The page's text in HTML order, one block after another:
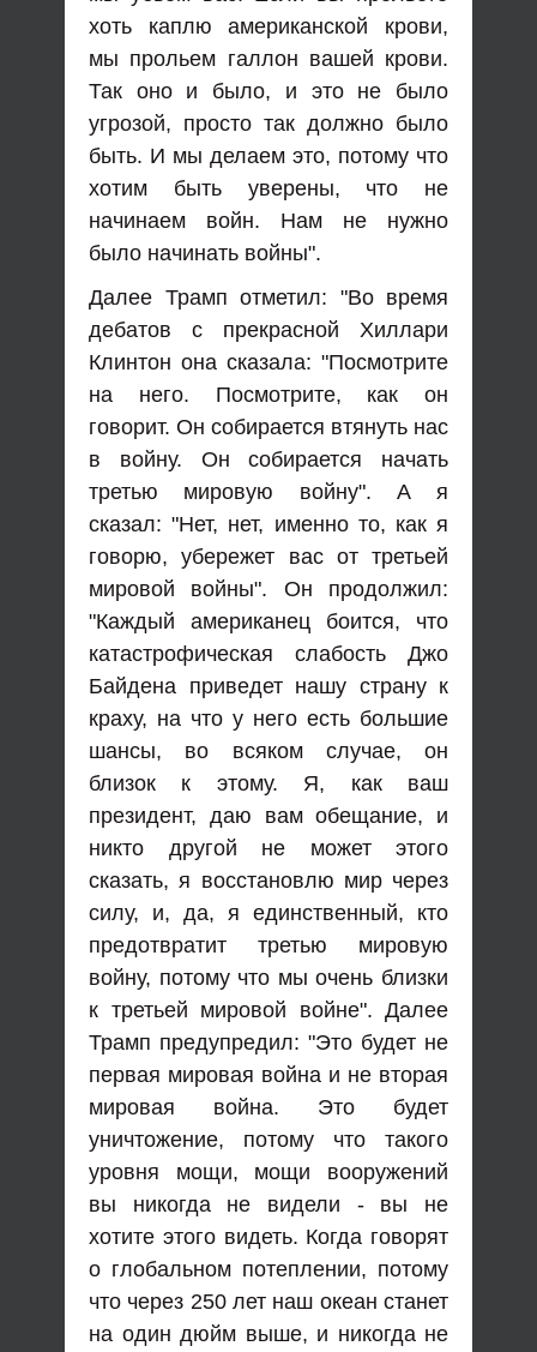
хоть каплю американской крови,
мы прольем галлон вашей крови.
Так оно и было, и это не было
угрозой, просто так должно было
быть. И мы делаем это, потому что
хотим быть уверены, что не
начинаем войн. Нам не нужно
было начинать войны".
Далее Трамп отметил: "Во время
дебатов с прекрасной Хиллари
Клинтон она сказала: "Посмотрите
на него. Посмотрите, как он
говорит. Он собирается втянуть нас
в войну. Он собирается начать
третью мировую войну". А я
сказал: "Нет, нет, именно то, как я
говорю, убережет вас от третьей
мировой войны". Он продолжил:
"Каждый американец боится, что
катастрофическая слабость Джо
Байдена приведет нашу страну к
краху, на что у него есть большие
шансы, во всяком случае, он
близок к этому. Я, как ваш
президент, даю вам обещание, и
никто другой не может этого
сказать, я восстановлю мир через
силу, и, да, я единственный, кто
предотвратит третью мировую
войну, потому что мы очень близки
к третьей мировой войне". Далее
Трамп предупредил: "Это будет не
первая мировая война и не вторая
мировая война. Это будет
уничтожение, потому что такого
уровня мощи, мощи вооружений
вы никогда не видели - вы не
хотите этого видеть. Когда говорят
о глобальном потеплении, потому
что через 250 лет наш океан станет
на один дюйм выше, и никогда не